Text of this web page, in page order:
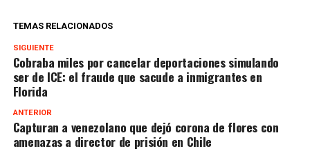
TEMAS RELACIONADOS
SIGUIENTE
Cobraba miles por cancelar deportaciones simulando
ser de ICE: el fraude que sacude a inmigrantes en
Florida
ANTERIOR
Capturan a venezolano que dejó corona de flores con
amenazas a director de prisión en Chile